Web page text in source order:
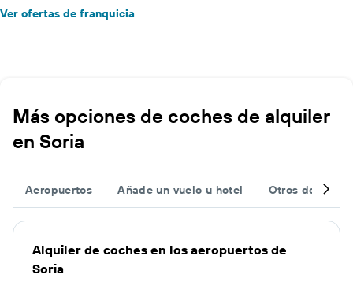
Ver ofertas de franquicia
Más opciones de coches de alquiler
en Soria
Aeropuertos Añade un vuelo u hotel Otros destinos
Alquiler de coches en los aeropuertos de
Soria